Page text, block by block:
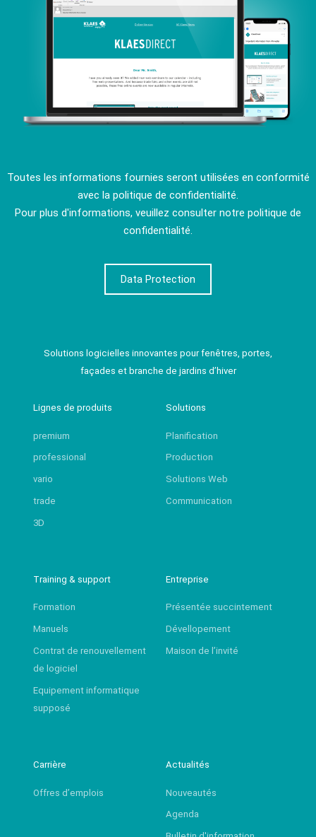
Toutes les informations fournies seront utilisées en conformité
avec la politique de confidentialité.
Pour plus d'informations, veuillez consulter notre politique de
confidentialité.
Data Protection
Solutions logicielles innovantes pour fenêtres, portes,
façades et branche de jardins d’hiver
Lignes de produits
premium
professional
vario
trade
3D
Solutions
Planification
Production
Solutions Web
Communication
Training & support
Formation
Manuels
Contrat de renouvellement
de logiciel
Equipement informatique
supposé
Entreprise
Présentée succintement
Dévellopement
Maison de l’invité
Carrière
Offres d’emplois
Actualités
Nouveautés
Agenda